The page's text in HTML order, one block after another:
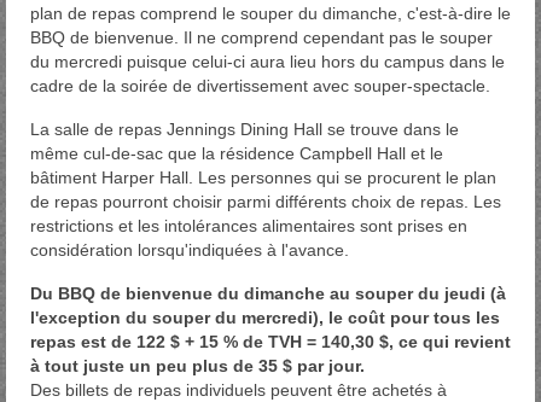
plan de repas comprend le souper du dimanche, c'est-à-dire le
BBQ de bienvenue. Il ne comprend cependant pas le souper
du mercredi puisque celui-ci aura lieu hors du campus dans le
cadre de la soirée de divertissement avec souper-spectacle.
La salle de repas Jennings Dining Hall se trouve dans le
même cul-de-sac que la résidence Campbell Hall et le
bâtiment Harper Hall. Les personnes qui se procurent le plan
de repas pourront choisir parmi différents choix de repas. Les
restrictions et les intolérances alimentaires sont prises en
considération lorsqu'indiquées à l'avance.
Du BBQ de bienvenue du dimanche au souper du jeudi (à
l'exception du souper du mercredi), le coût pour tous les
repas est de 122 $ + 15 % de TVH = 140,30 $, ce qui revient
à tout juste un peu plus de 35 $ par jour.
Des billets de repas individuels peuvent être achetés à